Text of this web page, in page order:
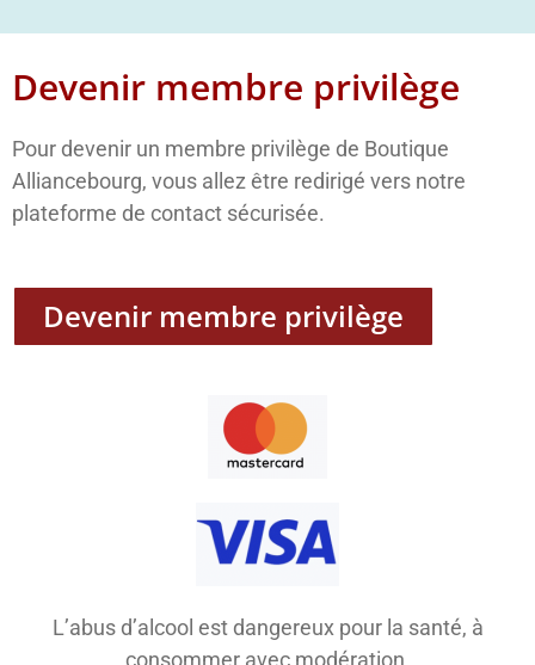
Devenir membre privilège
Pour devenir un membre privilège de Boutique
Alliancebourg, vous allez être redirigé vers notre
plateforme de contact sécurisée.
Devenir membre privilège
L’abus d’alcool est dangereux pour la santé, à
consommer avec modération.